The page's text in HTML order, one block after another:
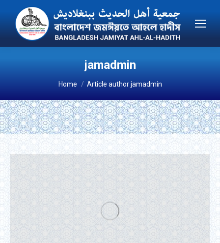
jamadmin
You are here:
Home Article author jamadmin